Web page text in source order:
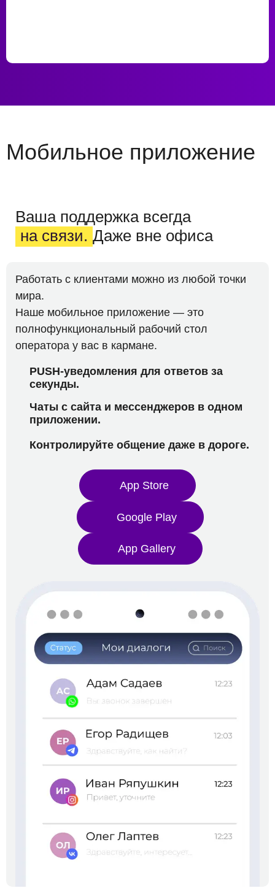
Мобильное приложение
Ваша поддержка всегда
на связи. Даже вне офиса
Работать с клиентами можно из любой точки
мира.
Наше мобильное приложение — это
полнофункциональный рабочий стол
оператора у вас в кармане.
PUSH-уведомления для ответов за
секунды.
Чаты с сайта и мессенджеров в одном
приложении.
Контролируйте общение даже в дороге.
App Store
Google Play
App Gallery